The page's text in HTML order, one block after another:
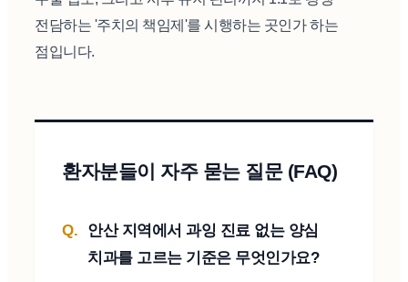
전담하는 '주치의 책임제'를 시행하는 곳인가 하는
점입니다.
환자분들이 자주 묻는 질문 (FAQ)
안산 지역에서 과잉 진료 없는 양심
치과를 고르는 기준은 무엇인가요?